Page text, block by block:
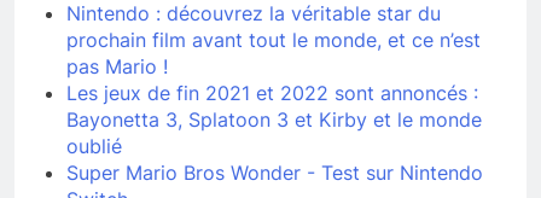
Nintendo : découvrez la véritable star du
prochain film avant tout le monde, et ce n’est
pas Mario !
Les jeux de fin 2021 et 2022 sont annoncés :
Bayonetta 3, Splatoon 3 et Kirby et le monde
oublié
Super Mario Bros Wonder - Test sur Nintendo